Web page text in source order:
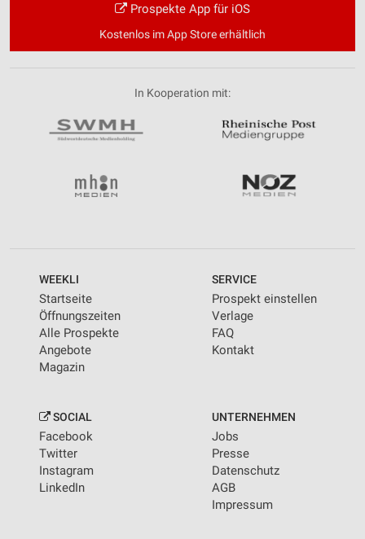
Prospekte App für iOS
Kostenlos im App Store erhältlich
In Kooperation mit:
WEEKLI
Startseite
Öffnungszeiten
Alle Prospekte
Angebote
Magazin
SERVICE
Prospekt einstellen
Verlage
FAQ
Kontakt
SOCIAL
Facebook
Twitter
Instagram
LinkedIn
UNTERNEHMEN
Jobs
Presse
Datenschutz
AGB
Impressum